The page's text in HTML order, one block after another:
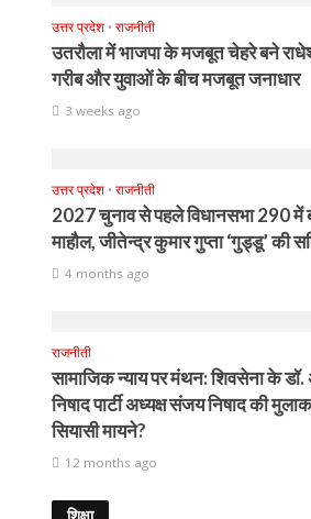
उत्तर प्रदेश • राजनीती
उतरौला में भाजपा के मजबूत चेहरे बने
गरीब और युवाओं के बीच मजबूत जनाधार
3 weeks ago
उत्तर प्रदेश • राजनीती
2027 चुनाव से पहले विधानसभा 290 में
माहौल, जीतेन्द्र कुमार गुप्ता ‘गुड्डू’ की
4 months ago
राजनीती
सामाजिक न्याय पर मंथन: शिवसेना के डॉ.
निषाद पार्टी अध्यक्ष संजय निषाद की
सियासी मायने?
12 months ago
शिक्षा